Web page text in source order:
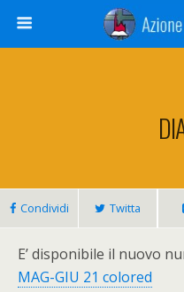
Condividi Twitta
E’ disponibile il nuovo
MAG-GIU 21 colored